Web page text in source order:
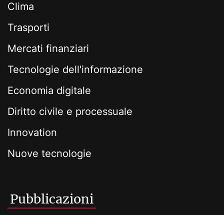
Clima
Trasporti
Mercati finanziari
Tecnologie dell'informazione
Economia digitale
Diritto civile e processuale
Innovation
Nuove tecnologie
Pubblicazioni